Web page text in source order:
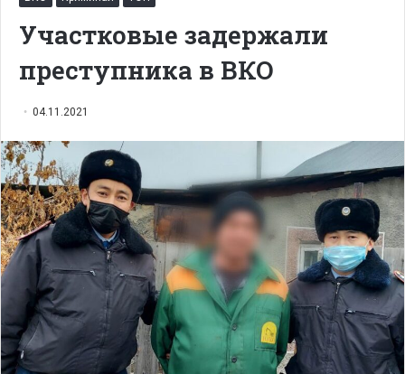
Участковые задержали
преступника в ВКО
04.11.2021